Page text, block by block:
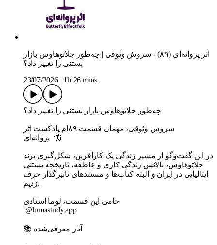
اثر پروانه‌ای (۸۹) - سروش وثوقی | چه‌طور جلاتوهاوس بازار
بستنی را تغییر داد؟
23/07/2026
1h 26 mins.
چه‌طور جلاتوهاوس بازار بستنی را تغییر داد؟
سروش وثوقی، مهمان قسمت ۸۹ام پادکست اثر
پروانه‌ای 🦋
جلاتوهاوس، بالانس زندگی کاری و عاطفه، تاریخچه بستنی‌
ایتالیایی در ایران و البته کتاب‌ها و مستند‌های تاثیرگذار حرف
زدیم.
حامی این قسمت، لوما استادی
‏ @lumastudy.app
📚 آثار معرفی‌شده